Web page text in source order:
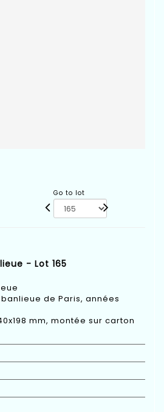
Go to lot
- Lot 165
de Paris, années
mm, montée sur carton